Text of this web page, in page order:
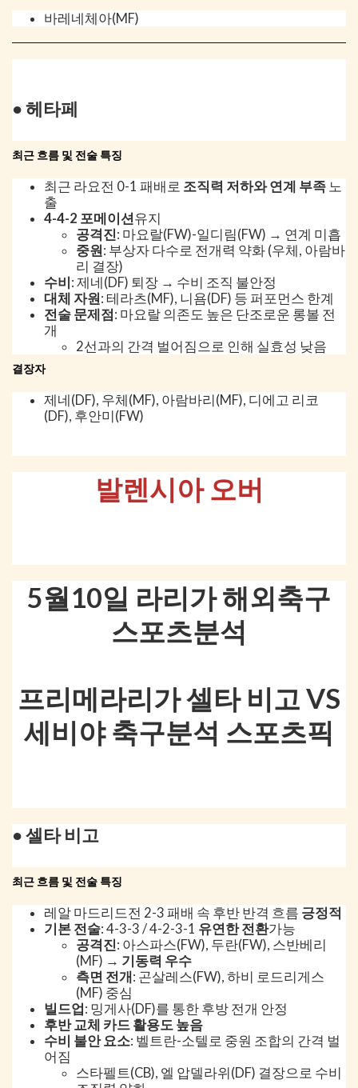
바레네체아(MF)
● 헤타페
최근 흐름 및 전술 특징
최근 라요전 0-1 패배로 조직력 저하와 연계 부족 노
출
4-4-2 포메이션유지
공격진: 마요랄(FW)-일디림(FW) → 연계 미흡
중원: 부상자 다수로 전개력 약화 (우체, 아람바
리 결장)
수비: 제네(DF) 퇴장 → 수비 조직 불안정
대체 자원: 테라츠(MF), 니욤(DF) 등 퍼포먼스 한계
전술 문제점: 마요랄 의존도 높은 단조로운 롱볼 전
개
2선과의 간격 벌어짐으로 인해 실효성 낮음
결장자
제네(DF), 우체(MF), 아람바리(MF), 디에고 리코
(DF), 후안미(FW)
발렌시아 오버
5월10일 라리가 해외축구
스포츠분석
프리메라리가 셀타 비고 VS
세비야 축구분석 스포츠픽
● 셀타 비고
최근 흐름 및 전술 특징
레알 마드리드전 2-3 패배 속 후반 반격 흐름 긍정적
기본 전술: 4-3-3 / 4-2-3-1 유연한 전환가능
공격진: 아스파스(FW), 두란(FW), 스반베리
(MF) → 기동력 우수
측면 전개: 곤살레스(FW), 하비 로드리게스
(MF) 중심
빌드업: 밍게사(DF)를 통한 후방 전개 안정
후반 교체 카드 활용도 높음
수비 불안 요소: 벨트란-소텔로 중원 조합의 간격 벌
어짐
스타펠트(CB), 엘 압델라위(DF) 결장으로 수비